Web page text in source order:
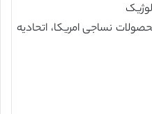
نساجی امریکا، اتحادیه